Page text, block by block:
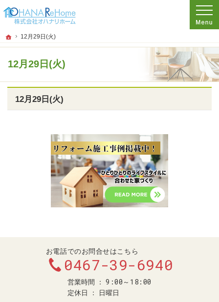
ホーム
12月29日(火)
12月29日(火)
プロの目線からご提案。神奈川県茅ケ崎市のリフォームを手がける工務店なら当社
リフォームをお考えなら神奈川県茅ケ崎市の工務店【オハナリホーム】へ！
12月29日(火)
お電話でのお問合せはこちら
0467-39-6940
営業時間 9:00～18:00
定休日 日曜日